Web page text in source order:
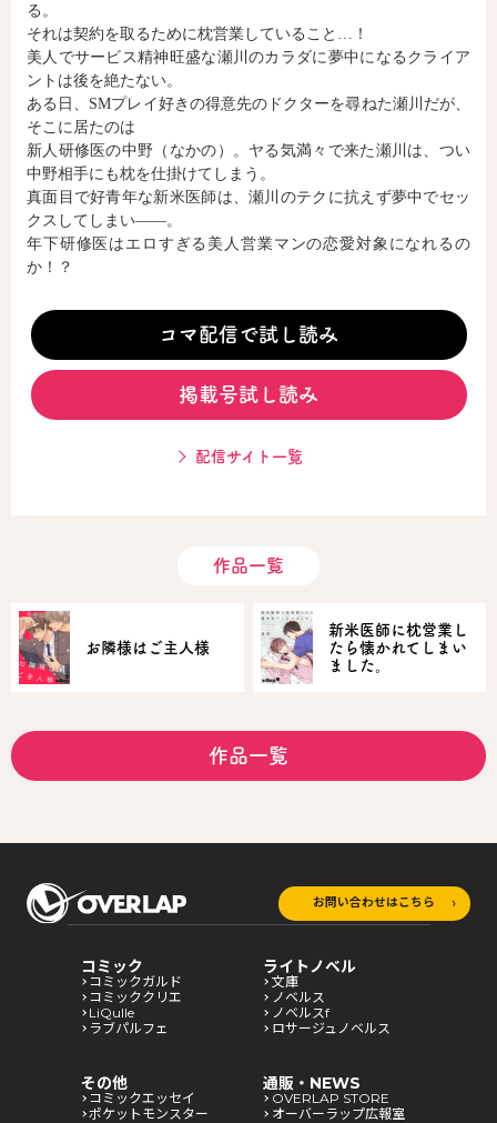
コミックパルフェ
コミックエッセイ
閉じる
る。
それは契約を取るために枕営業していること…！
美人でサービス精神旺盛な瀬川のカラダに夢中になるクライア
ントは後を絶たない。
ある日、SMプレイ好きの得意先のドクターを尋ねた瀬川だが、
そこに居たのは
新人研修医の中野（なかの）。ヤる気満々で来た瀬川は、つい
中野相手にも枕を仕掛けてしまう。
真面目で好青年な新米医師は、瀬川のテクに抗えず夢中でセッ
クスしてしまい――。
年下研修医はエロすぎる美人営業マンの恋愛対象になれるの
か！？
コマ配信で試し読み
掲載号試し読み
配信サイト一覧
作品一覧
お隣様はご主人様
新米医師に枕営業し
たら懐かれてしまい
ました。
作品一覧
お問い合わせはこちら
コミック
コミックガルド
コミッククリエ
LiQulle
ラブパルフェ
ライトノベル
文庫
ノベルス
ノベルスf
ロサージュノベルス
その他
コミックエッセイ
ポケットモンスター
通販・NEWS
OVERLAP STORE
オーバーラップ広報室